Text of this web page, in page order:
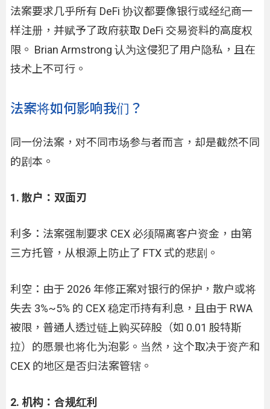
法案要求几乎所有 DeFi 协议都要像银行或经纪商一
样注册，并赋予了政府获取 DeFi 交易资料的高度权
限。 Brian Armstrong 认为这侵犯了用户隐私，且在
技术上不可行。
法案将如何影响我们？
同一份法案，对不同市场参与者而言，却是截然不同
的剧本。
1. 散户：双面刃
利多：法案强制要求 CEX 必须隔离客户资金，由第
三方托管，从根源上防止了 FTX 式的悲剧。
利空：由于 2026 年修正案对银行的保护，散户或将
失去 3%~5% 的 CEX 稳定币持有利息，且由于 RWA
被限，普通人透过链上购买碎股（如 0.01 股特斯
拉）的愿景也将化为泡影。当然，这个取决于资产和
CEX 的地区是否归法案管辖。
2. 机构：合规红利